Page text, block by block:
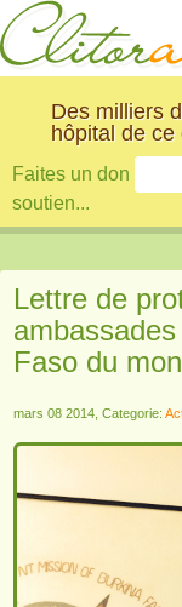
Des milliers
hôpital de ce
Faites un don
soutien...
Lettre de
Faso du
mars 08 2014, Categorie: